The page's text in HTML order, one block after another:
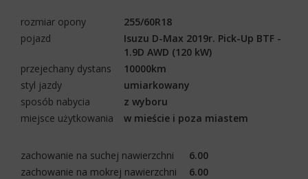
rozmiar opony
255/60R18
pojazd
Isuzu D-Max 2019r. Pick-Up BTF -
1.9D AWD (120 kW)
przejechany dystans
10000km
styl jazdy
umiarkowany
sposób nabycia
z wyboru
miejsce użytkowania
w mieście i poza miastem
zachowanie na suchej nawierzchni
6.00
zachowanie na mokrej nawierzchni
6.00